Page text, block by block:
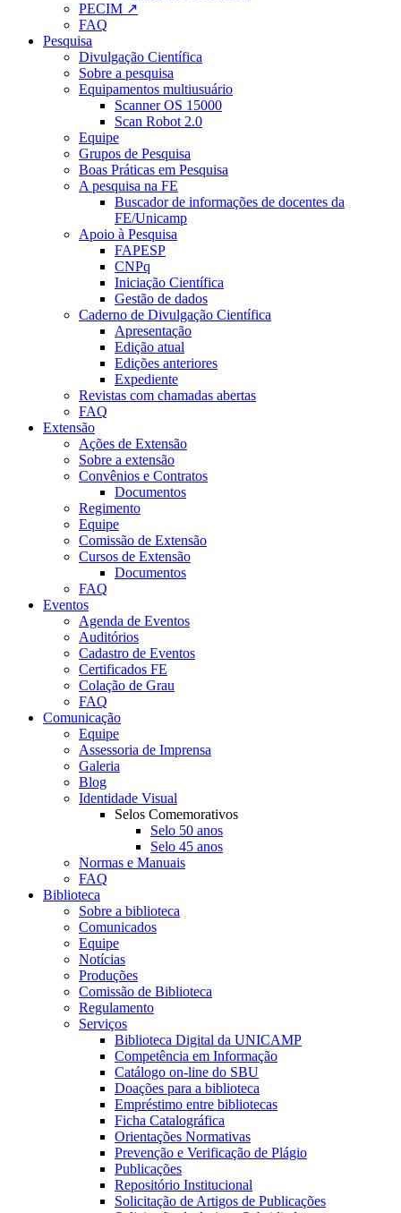
PECIM ↗
FAQ
Pesquisa
Divulgação Científica
Sobre a pesquisa
Equipamentos multiusuário
Scanner OS 15000
Scan Robot 2.0
Equipe
Grupos de Pesquisa
Boas Práticas em Pesquisa
A pesquisa na FE
Buscador de informações de docentes da
FE/Unicamp
Apoio à Pesquisa
FAPESP
CNPq
Iniciação Científica
Gestão de dados
Caderno de Divulgação Científica
Apresentação
Edição atual
Edições anteriores
Expediente
Revistas com chamadas abertas
FAQ
Extensão
Ações de Extensão
Sobre a extensão
Convênios e Contratos
Documentos
Regimento
Equipe
Comissão de Extensão
Cursos de Extensão
Documentos
FAQ
Eventos
Agenda de Eventos
Auditórios
Cadastro de Eventos
Certificados FE
Colação de Grau
FAQ
Comunicação
Equipe
Assessoria de Imprensa
Galeria
Blog
Identidade Visual
Selos Comemorativos
Selo 50 anos
Selo 45 anos
Normas e Manuais
FAQ
Biblioteca
Sobre a biblioteca
Comunicados
Equipe
Notícias
Produções
Comissão de Biblioteca
Regulamento
Serviços
Biblioteca Digital da UNICAMP
Competência em Informação
Catálogo on-line do SBU
Doações para a biblioteca
Empréstimo entre bibliotecas
Ficha Catalográfica
Orientações Normativas
Prevenção e Verificação de Plágio
Publicações
Repositório Institucional
Solicitação de Artigos de Publicações